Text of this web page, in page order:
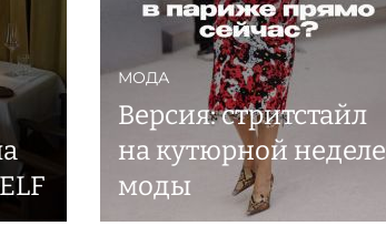
МОДА
Версия: стритстайл
на кутюрной неделе
моды